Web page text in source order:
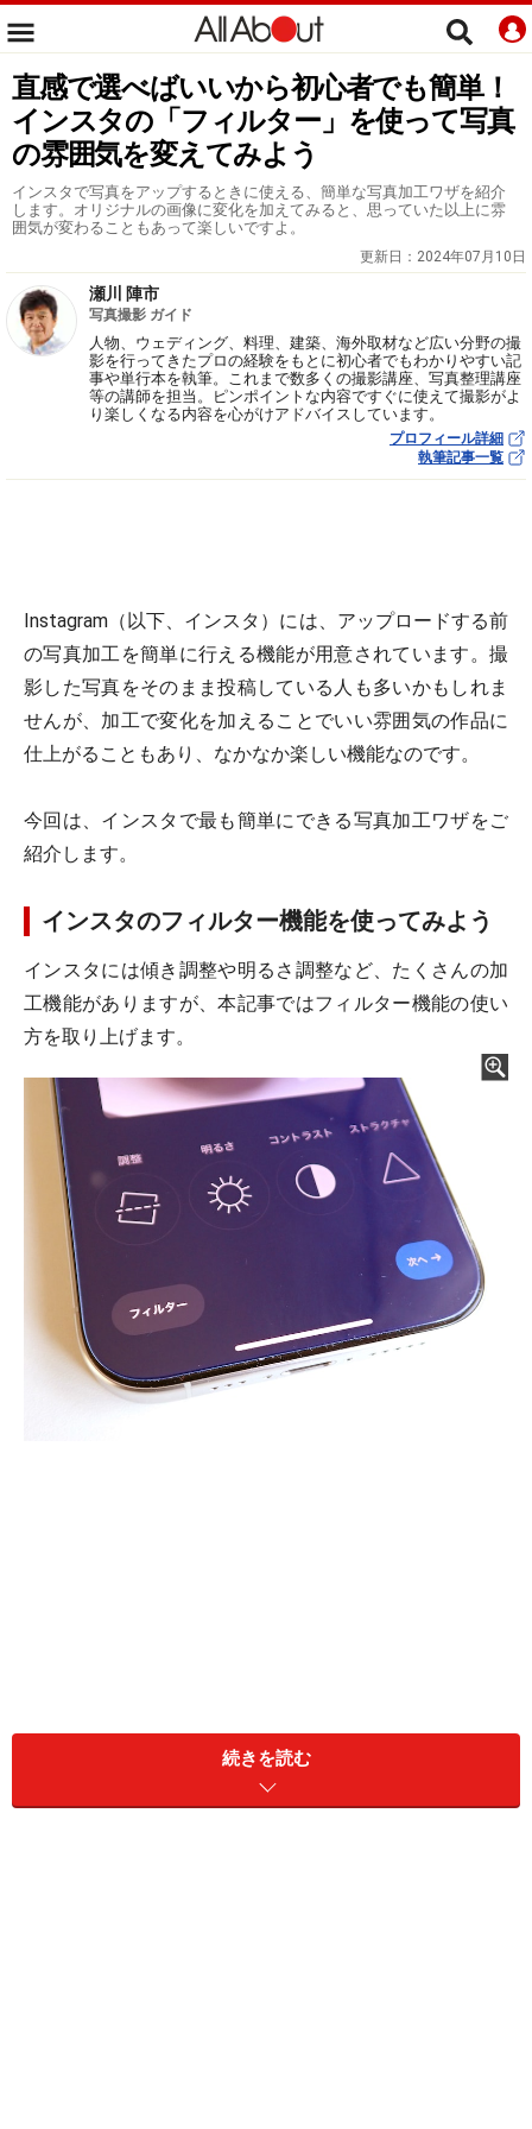
直感で選べばいいから初心者でも簡単！
インスタの「フィルター」を使って写真
の雰囲気を変えてみよう
インスタで写真をアップするときに使える、簡単な写真加工ワザを紹介
します。オリジナルの画像に変化を加えてみると、思っていた以上に雰
囲気が変わることもあって楽しいですよ。
更新日： 2024年07月10日
瀬川 陣市
写真撮影 ガイド
人物、ウェディング、料理、建築、海外取材など広い分野の撮
影を行ってきたプロの経験をもとに初心者でもわかりやすい記
事や単行本を執筆。これまで数多くの撮影講座、写真整理講座
等の講師を担当。ピンポイントな内容ですぐに使えて撮影がよ
り楽しくなる内容を心がけアドバイスしています。
プロフィール詳細
執筆記事一覧
Instagram（以下、インスタ）には、アップロードする前
の写真加工を簡単に行える機能が用意されています。撮
影した写真をそのまま投稿している人も多いかもしれま
せんが、加工で変化を加えることでいい雰囲気の作品に
仕上がることもあり、なかなか楽しい機能なのです。
今回は、インスタで最も簡単にできる写真加工ワザをご
紹介します。
インスタのフィルター機能を使ってみよう
インスタには傾き調整や明るさ調整など、たくさんの加
工機能がありますが、本記事ではフィルター機能の使い
方を取り上げます。
インスタには写真加工のための機能がたくさんあるが、ここ
ではフィルター機能だけを使用する。
続きを読む